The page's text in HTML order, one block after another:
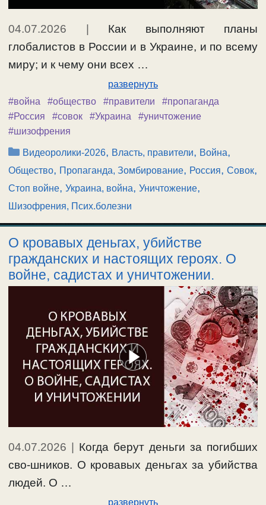
04.07.2026 | Как выполняют планы
глобалистов в России и в Украине, и по всему
миру; и к чему они всех …
развернуть
#война
#общество #правители
#пропаганда
#Россия
#совок #Украина
#уничтожение
#шизофрения
Рубрики
Видеоролики-2026, Власть, правители, Война,
Общество, Пропаганда, Зомбирование, Россия, Совок,
Стоп войне, Украина, война, Уничтожение,
Шизофрения, Псих.болезни
О кровавых деньгах, убийстве
гражданских и настоящих героях. О
войне, садистах и уничтожении.
04.07.2026 | Когда берут деньги за погибших
сво-шников. О кровавых деньгах за убийства
людей. О …
развернуть